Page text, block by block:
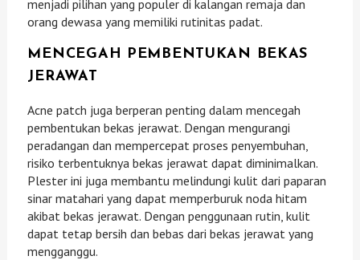
menjadi pilihan yang populer di kalangan remaja dan
orang dewasa yang memiliki rutinitas padat.
MENCEGAH PEMBENTUKAN BEKAS
JERAWAT
Acne patch juga berperan penting dalam mencegah
pembentukan bekas jerawat. Dengan mengurangi
peradangan dan mempercepat proses penyembuhan,
risiko terbentuknya bekas jerawat dapat diminimalkan.
Plester ini juga membantu melindungi kulit dari paparan
sinar matahari yang dapat memperburuk noda hitam
akibat bekas jerawat. Dengan penggunaan rutin, kulit
dapat tetap bersih dan bebas dari bekas jerawat yang
mengganggu.